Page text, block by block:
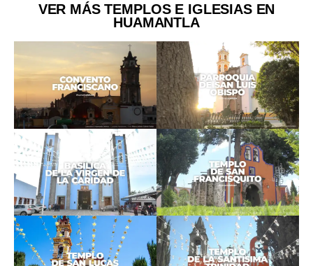
VER MÁS TEMPLOS E IGLESIAS EN
HUAMANTLA